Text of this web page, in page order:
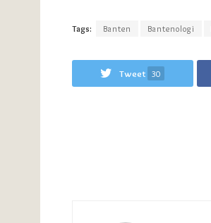
Tags: Banten Bantenologi
Tweet 30